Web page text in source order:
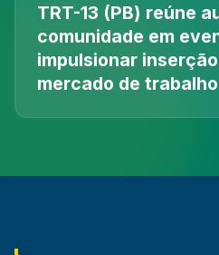
TRT-13 (PB) reúne
comunidade em
impulsionar
mercado de trabalho